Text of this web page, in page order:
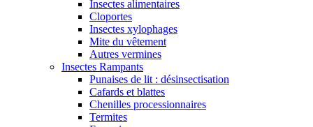
Insectes alimentaires
Cloportes
Insectes xylophages
Mite du vêtement
Autres vermines
Insectes Rampants
Punaises de lit : désinsectisation
Cafards et blattes
Chenilles processionnaires
Termites